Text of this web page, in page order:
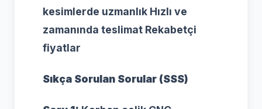
kesimlerde uzmanlık Hızlı ve
zamanında teslimat Rekabetçi
fiyatlar
Sıkça Sorulan Sorular (SSS)